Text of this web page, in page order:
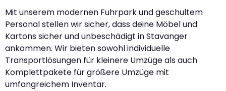
Mit unserem modernen Fuhrpark und geschultem
Personal stellen wir sicher, dass deine Möbel und
Kartons sicher und unbeschädigt in Stavanger
ankommen. Wir bieten sowohl individuelle
Transportlösungen für kleinere Umzüge als auch
Komplettpakete für größere Umzüge mit
umfangreichem Inventar.